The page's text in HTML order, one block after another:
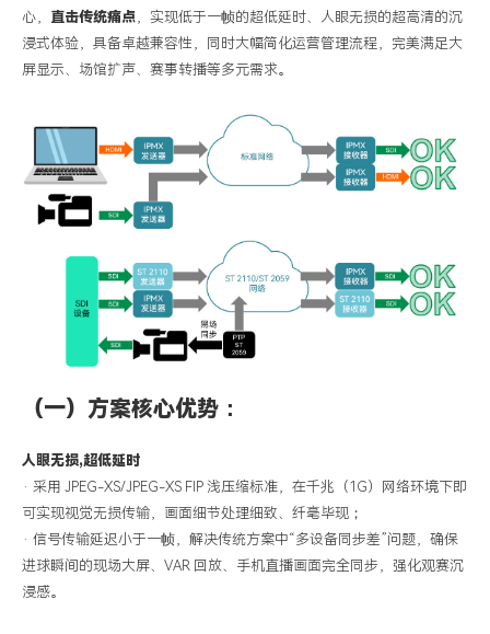
心， 直击传统痛点 实现低于一帧的超低延时、人眼无损的超高清的沉
浸式体验，具备卓越兼容性，同时大幅简化运营管理流程，完美满足大
屏显示、场馆扩声、赛事转播等多元需求。
（一） 方案核心优势：
人眼无损,超低延时
· 采用 JPEG-XS/JPEG-XS FIP 浅压缩标准，在千兆（1G）网络环境下即
可实现视觉无损传输，画面细节处理细致、纤毫毕现；
· 信号传输延迟小于一帧，解决传统方案中“多设备同步差”问题，确保
进球瞬间的现场大屏、VAR 回放、手机直播画面完全同步，强化观赛沉
浸感。